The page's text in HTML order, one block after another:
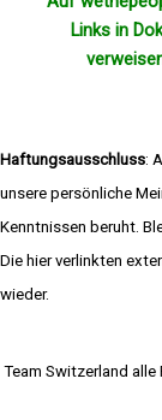
Links in
Haftungsausschluss:
unsere persönliche
Kenntnissen beruht.
Die hier verlinkten
Team Switzerland alle